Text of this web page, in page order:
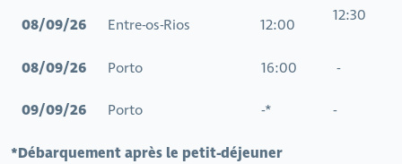
08/09/26 Entre-os-Rios 12:00
12:30
08/09/26 Porto 16:00 -
09/09/26 Porto -* -
*Débarquement après le petit-déjeuner